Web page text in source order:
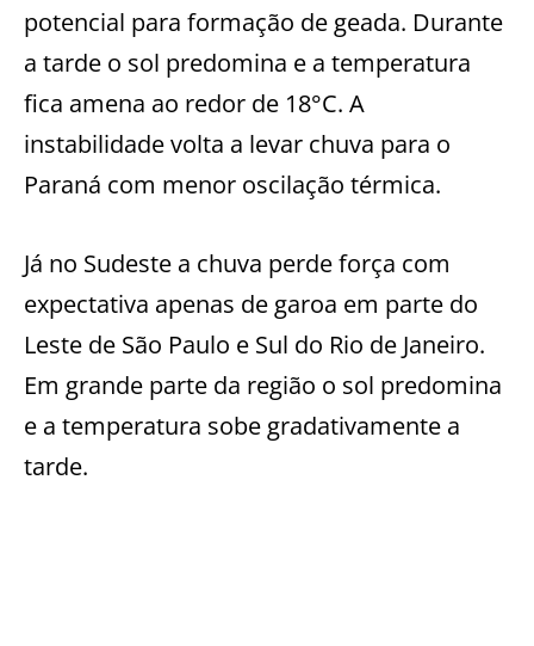
potencial para formação de geada. Durante
a tarde o sol predomina e a temperatura
fica amena ao redor de 18°C. A
instabilidade volta a levar chuva para o
Paraná com menor oscilação térmica.
Já no Sudeste a chuva perde força com
expectativa apenas de garoa em parte do
Leste de São Paulo e Sul do Rio de Janeiro.
Em grande parte da região o sol predomina
e a temperatura sobe gradativamente a
tarde.